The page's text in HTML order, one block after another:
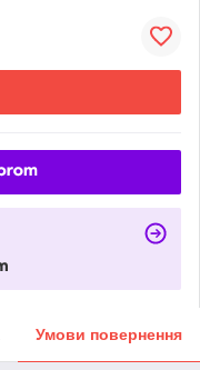
Умови повернення